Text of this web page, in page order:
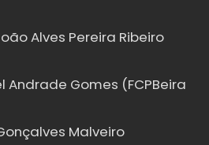
Alves Pereira Ribeiro
Andrade Gomes (FCPBeira
Malveiro